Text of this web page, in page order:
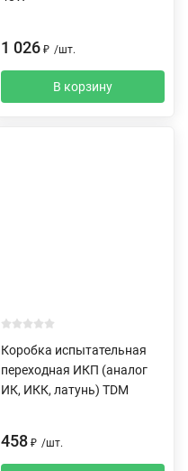
1 026 ₽ /шт.
В корзину
Коробка испытательная
переходная ИКП (аналог
ИК, ИКК, латунь) TDM
458 ₽ /шт.